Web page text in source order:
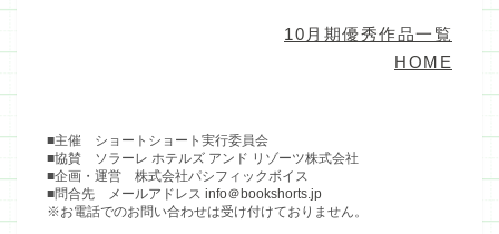
10月期優秀作品一覧
HOME
■主催 ショートショート実行委員会
■協賛 ソラーレ ホテルズ アンド リゾーツ株式会社
■企画・運営 株式会社パシフィックボイス
■問合先 メールアドレス info＠bookshorts.jp
※お電話でのお問い合わせは受け付けておりません。